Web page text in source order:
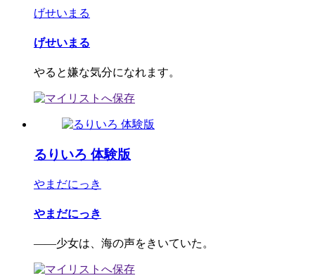
げせいまる
げせいまる
やると嫌な気分になれます。
るりいろ 体験版
やまだにっき
やまだにっき
――少女は、海の声をきいていた。